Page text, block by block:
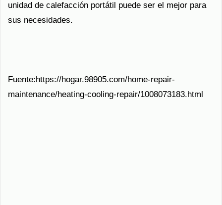
unidad de calefacción portátil puede ser el mejor para
sus necesidades.
Fuente:https://hogar.98905.com/home-repair-
maintenance/heating-cooling-repair/1008073183.html